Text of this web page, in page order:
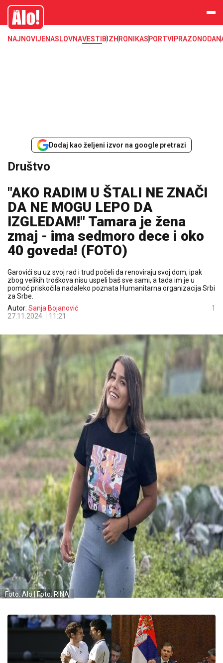
Društvo, društvene teme
Alo
NAJNOVIJENASLOVNAVESTI BIZHRONIKASPORTVIPRAZONODA
Dodaj kao željeni izvor na google pretrazi
Društvo
"AKO RADIM U ŠTALI NE ZNAČI
DA NE MOGU LEPO DA
IZGLEDAM!" Tamara je žena
zmaj - ima sedmoro dece i oko
40 goveda! (FOTO)
Garovići su uz svoj rad i trud počeli da renoviraju svoj dom, ipak
zbog velikih troškova nisu uspeli baš sve sami, a tada im je u
pomoć priskočila nadaleko poznata Humanitarna organizacija Srbi
za Srbe.
Autor: Sanja Bojanović
27.11.2024.
11:21
1
Foto: Alo | Foto: RINA